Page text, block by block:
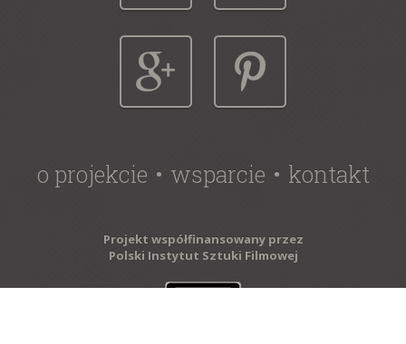
o projekcie wsparcie kontakt
Projekt współfinansowany przez